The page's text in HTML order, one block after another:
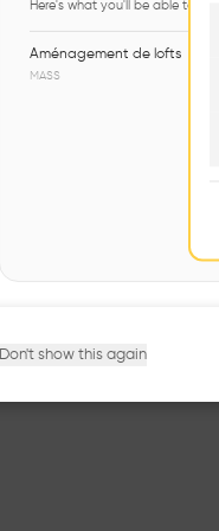
Here's what you'll be able to
Aménagement de lofts
MASS
Don't show this again